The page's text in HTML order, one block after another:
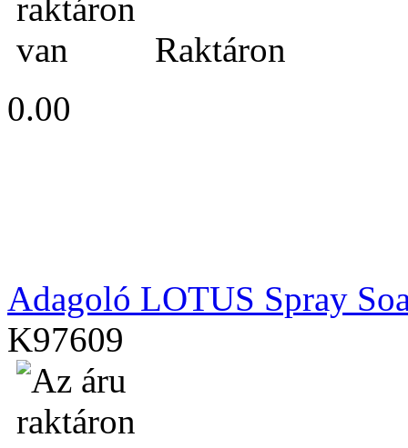
Raktáron
0.00
Adagoló LOTUS Spray
K97609